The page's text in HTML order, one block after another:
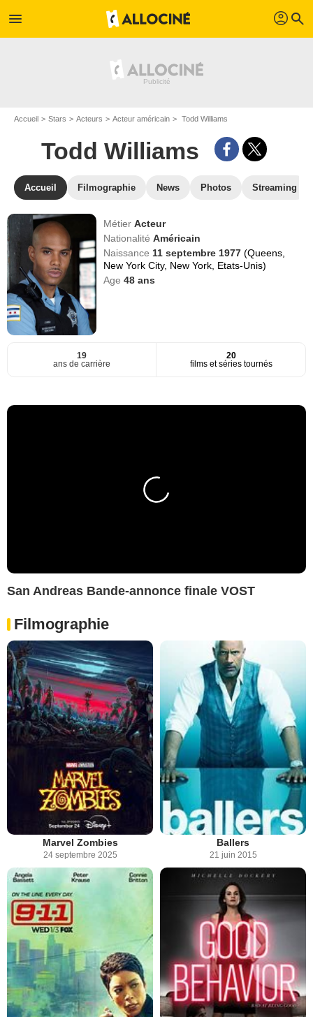
menu profil search
Accueil Stars Acteurs Acteur américain Todd Williams
Todd Williams
Accueil Filmographie News Photos Streaming
MétierActeur
NationalitéAméricain
Naissance 11 septembre 1977(Queens,
New York City, New York, Etats-Unis)
Age48 ans
19
ans de carrière
20
films et séries tournés
San Andreas Bande-annonce finale VOST
Filmographie
Marvel Zombies
24 septembre 2025
Ballers
21 juin 2015